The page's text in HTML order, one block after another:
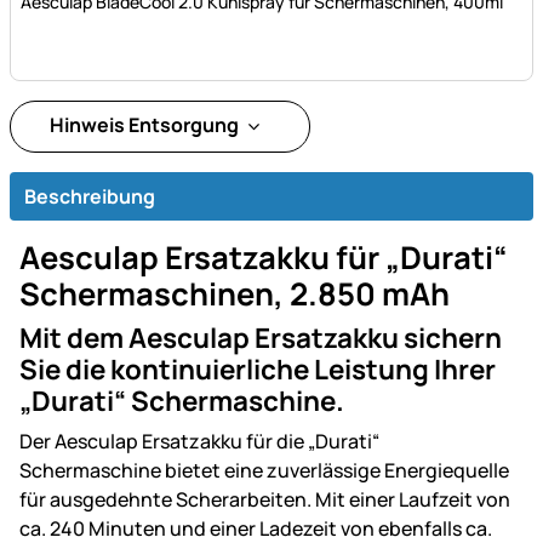
Hinweis Entsorgung
Beschreibung
Aesculap Ersatzakku für „Durati“
Schermaschinen, 2.850 mAh
Mit dem Aesculap Ersatzakku sichern
Sie die kontinuierliche Leistung Ihrer
„Durati“ Schermaschine.
Der Aesculap Ersatzakku für die „Durati“
Schermaschine bietet eine zuverlässige Energiequelle
für ausgedehnte Scherarbeiten. Mit einer Laufzeit von
ca. 240 Minuten und einer Ladezeit von ebenfalls ca.